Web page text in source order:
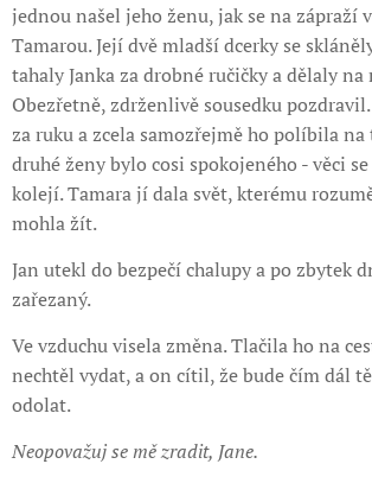
jednou našel jeho ženu, jak se na zápraží
Tamarou. Její dvě mladší dcerky se
tahaly Janka za drobné ručičky a dělaly
Obezřetně, zdrženlivě sousedku
za ruku a zcela samozřejmě ho políbila
druhé ženy bylo cosi spokojeného - věci
kolejí. Tamara jí dala svět, kterému
mohla žít.
Jan utekl do bezpečí chalupy a po zbytek
zařezaný.
Ve vzduchu visela změna. Tlačila ho na
nechtěl vydat, a on cítil, že bude čím dál
odolat.
Neopovažuj se mě zradit, Jane.